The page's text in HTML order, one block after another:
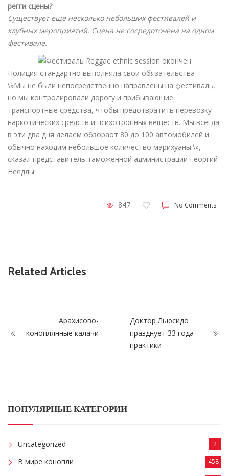
регги сцены?
Существует еще несколько небольших фестивалей и
клубных мероприятий. Сцена не сосредоточена на одном
фестивале.
Полиция стандартно выполняла свои обязательства
\»Мы не были непосредственно направлены на фестиваль,
но мы контролировали дорогу и прибывающие
транспортные средства, чтобы предотвратить перевозку
наркотических средств и психотропных веществ. Мы всегда
в эти два дня делаем обзораот 80 до 100 автомобилей и
обычно находим небольшое количество марихуаны.\»,
сказал представитель таможенной администрации Георгий
Неедлы.
847 No Comments
Related Articles
Арахисово-
коноплянные калачи
Доктор Льюсидо
празднует 33 года
практики
ПОПУЛЯРНЫЕ КАТЕГОРИИ
Uncategorized 2
В мире конопли 458